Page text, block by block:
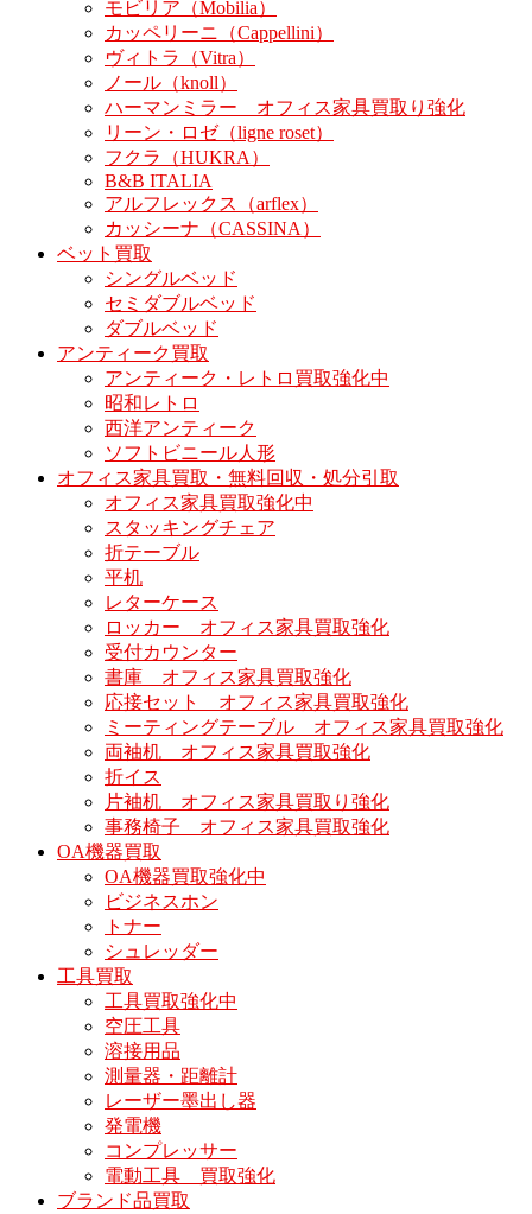
モビリア（Mobilia）
カッペリーニ（Cappellini）
ヴィトラ（Vitra）
ノール（knoll）
ハーマンミラー オフィス家具買取り強化
リーン・ロゼ（ligne roset）
フクラ（HUKRA）
B&B ITALIA
アルフレックス（arflex）
カッシーナ（CASSINA）
ベット買取
シングルベッド
セミダブルベッド
ダブルベッド
アンティーク買取
アンティーク・レトロ買取強化中
昭和レトロ
西洋アンティーク
ソフトビニール人形
オフィス家具買取・無料回収・処分引取
オフィス家具買取強化中
スタッキングチェア
折テーブル
平机
レターケース
ロッカー オフィス家具買取強化
受付カウンター
書庫 オフィス家具買取強化
応接セット オフィス家具買取強化
ミーティングテーブル オフィス家具買取強化
両袖机 オフィス家具買取強化
折イス
片袖机 オフィス家具買取り強化
事務椅子 オフィス家具買取強化
OA機器買取
OA機器買取強化中
ビジネスホン
トナー
シュレッダー
工具買取
工具買取強化中
空圧工具
溶接用品
測量器・距離計
レーザー墨出し器
発電機
コンプレッサー
電動工具 買取強化
ブランド品買取